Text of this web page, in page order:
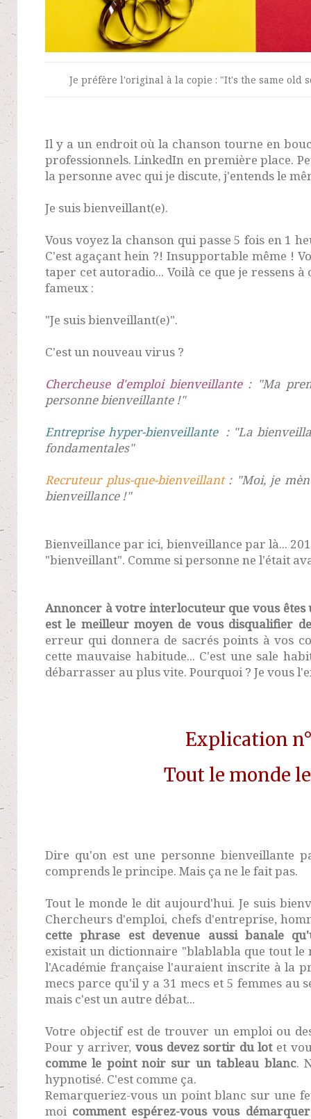
Je préfère l'original à la copie : "It's the same old
Il y a un endroit où la chanson tourne en
professionnels. LinkedIn en première place.
la personne avec qui je discute, j'entends le
Je suis bienveillant(e).
Vous voyez la chanson qui passe 5 fois en 1
C'est agaçant hein ?! Insupportable même !
taper cet autoradio... Voilà ce que je ressens
fameux :
"Je suis bienveillant(e)".
C'est un nouveau virus ?
Chercheuse d'emploi bienveillante: "Ma
personne bienveillante !"
Entreprise hyper-bienveillante: "La
fondamentales"
Recruteur plus-que-bienveillant: "Moi, je
bienveillance !"
Bienveillance par ici, bienveillance par là...
"bienveillant". Comme si personne ne l'était
Annoncer à votre interlocuteur que vous
est le meilleur moyen de vous disqualifier
erreur qui donnera de sacrés points à vos
cette mauvaise habitude... C'est une sale
débarrasser au plus vite. Pourquoi ? Je vous
Explication
Tout le monde
Dire qu'on est une personne bienveillante
comprends le principe. Mais ça ne le fait pas.
Tout le monde le dit aujourd'hui. Je suis
Chercheurs d'emploi, chefs d'entreprise,
cette phrase est devenue aussi banale
existait un dictionnaire "blablabla que tout le
l'Académie française l'auraient inscrite à la
mecs parce qu'il y a 31 mecs et 5 femmes au
mais c'est un autre débat...
Votre objectif est de trouver un emploi ou
Pour y arriver, vous devez sortir du lot et
comme le point noir sur un tableau blanc.
hypnotisé. C'est comme ça.
Remarqueriez-vous un point blanc sur une
moi comment espérez-vous vous